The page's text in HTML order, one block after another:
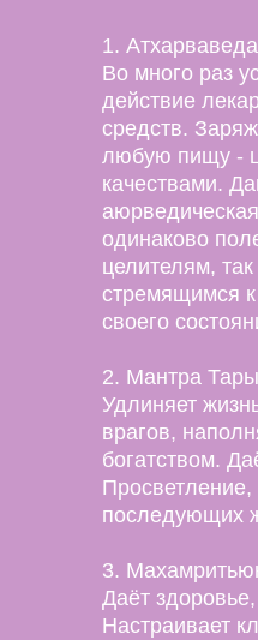
1.
Во много раз
действие
средств.
любую пищу -
качествами.
одинаково
целителям,
стремящимся
своего
2. Мантра
Удлиняет
врагов,
богатством.
Просветление,
последующих
3.
Даёт
Настраивает